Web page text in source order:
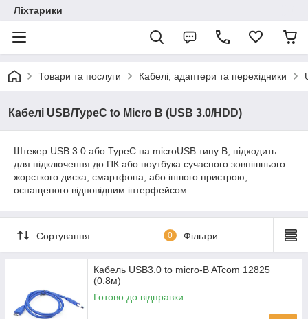
Ліхтарики
Товари та послуги Кабелі, адаптери та перехідники
Кабелі USB/TypeC to Micro B (USB 3.0/HDD)
Штекер USB 3.0 або TypeC на microUSB типу В, підходить
для підключення до ПК або ноутбука сучасного зовнішнього
жорсткого диска, смартфона, або іншого пристрою,
оснащеного відповідним інтерфейсом.
Сортування 0 Фільтри
Кабель USB3.0 to micro-B ATcom 12825
(0.8м)
Готово до відправки